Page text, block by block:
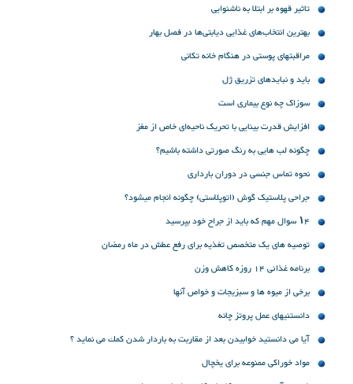
تاثیر قهوه بر ابتلا به ناشنوایی
بهترین انتخاب‌های غذایی دیابتی‌ها در فصل بهار
مراقبتهای پوستی در هنگام خانه تکانی
باید و نبایدهای تزریق ژل
سوزاک چه نوع بیماری است
افزایش قدرت بینایی با تحریک ناحیه‌ای خاص از مغز
چگونه لب هایی به رنگ صورتی داشته باشیم؟
نحوه تماس جنسی در دوران بارداری
جراحی پلاستیک گوش (اتوپلاستی) چگونه انجام میشود؟
۱۴ سوال مهم که باید از جراح خود بپرسید
توصیه های یک متخصص تغذیه برای رفع عطش در ماه رمضان
برنامه غذائی 14 روزه کاهش وزن
برخی از میوه ها و سبزیجات و خواص آنها
دانستنیهای عمل پروتز چانه
آیا می دانستید خوابیدن بعد از مقاربت به باردار شدن كمك می نماید ؟
مواد خوراکی ممنوعه برای یخچال